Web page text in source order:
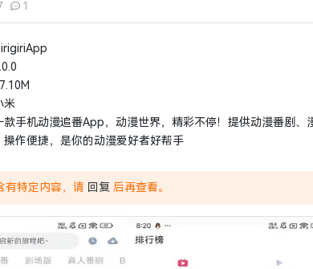
1
米
款手机动漫追番App，动漫世界，精彩不停！提供动漫番剧
操作便捷，是你的动漫爱好者好帮手
有特定内容，请 回复 后再查看。